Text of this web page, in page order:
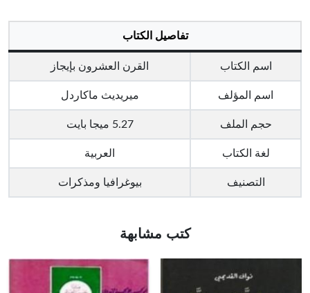
تفاصيل الكتاب
اسم الكتاب القرن العشرون بإيجاز
اسم المؤلف ميريديث ماكاردل
حجم الملف 5.27 ميجا بايت
لغة الكتاب العربية
التصنيف بيوغرافيا ومذكرات
كتب مشابهة